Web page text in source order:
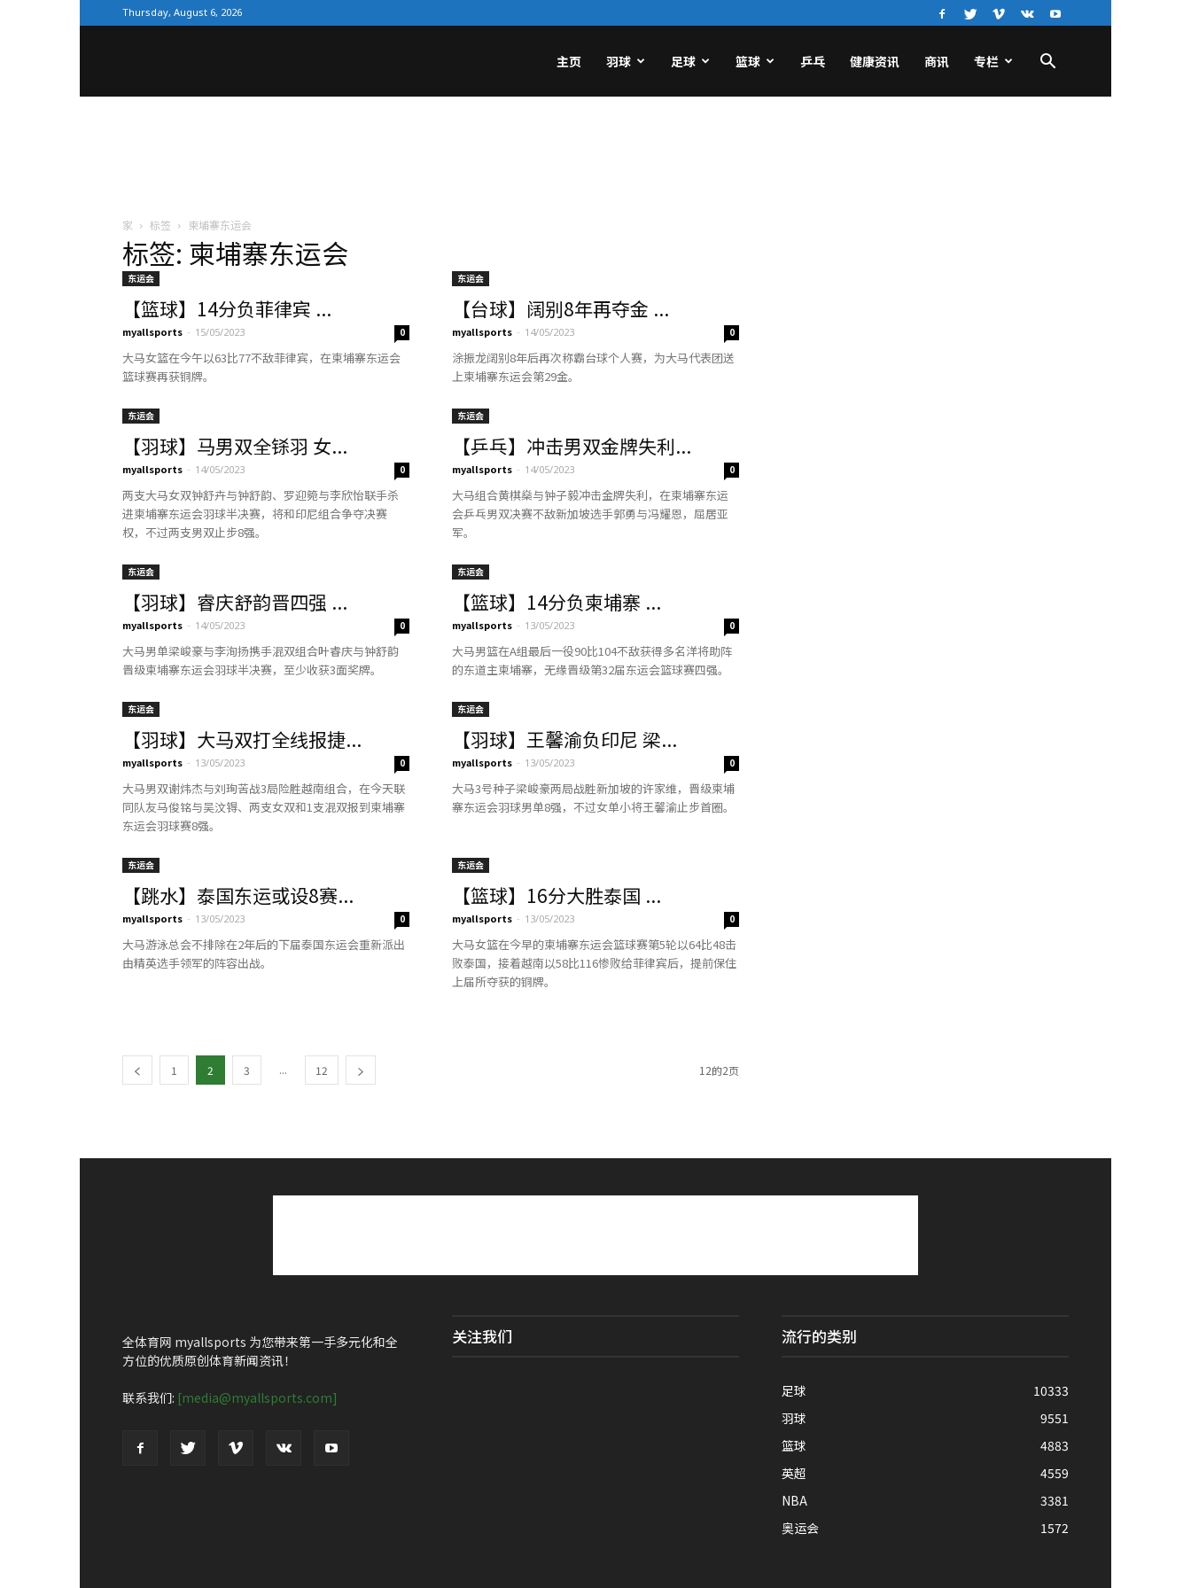
Thursday, August 6, 2026
网
主页 羽球 足球 篮球 乒乓 健康资讯 商讯 专栏
家 标签 柬埔寨东运会
标签: 柬埔寨东运会
东运会
【篮球】14分负菲律宾 ...
myallsports - 15/05/2023 0
大马女篮在今午以63比77不敌菲律宾，在柬埔寨东运会
篮球赛再获铜牌。
东运会
【台球】阔别8年再夺金 ...
myallsports - 14/05/2023 0
涂振龙阔别8年后再次称霸台球个人赛，为大马代表团送
上柬埔寨东运会第29金。
东运会
【羽球】马男双全铩羽 女...
myallsports - 14/05/2023 0
两支大马女双钟舒卉与钟舒韵、罗迎箢与李欣怡联手杀
进柬埔寨东运会羽球半决赛，将和印尼组合争夺决赛
权，不过两支男双止步8强。
东运会
【乒乓】冲击男双金牌失利...
myallsports - 14/05/2023 0
大马组合黄棋燊与钟子毅冲击金牌失利，在柬埔寨东运
会乒乓男双决赛不敌新加坡选手郭勇与冯耀恩，屈居亚
军。
东运会
【羽球】睿庆舒韵晋四强 ...
myallsports - 14/05/2023 0
大马男单梁峻豪与李洵扬携手混双组合叶睿庆与钟舒韵
晋级柬埔寨东运会羽球半决赛，至少收获3面奖牌。
东运会
【篮球】14分负柬埔寨 ...
myallsports - 13/05/2023 0
大马男篮在A组最后一役90比104不敌获得多名洋将助阵
的东道主柬埔寨，无缘晋级第32届东运会篮球赛四强。
东运会
【羽球】大马双打全线报捷...
myallsports - 13/05/2023 0
大马男双谢炜杰与刘珣苦战3局险胜越南组合，在今天联
同队友马俊铭与吴汶锝、两支女双和1支混双报到柬埔寨
东运会羽球赛8强。
东运会
【羽球】王馨渝负印尼 梁...
myallsports - 13/05/2023 0
大马3号种子梁峻豪两局战胜新加坡的许家维，晋级柬埔
寨东运会羽球男单8强，不过女单小将王馨渝止步首圈。
东运会
【跳水】泰国东运或设8赛...
myallsports - 13/05/2023 0
大马游泳总会不排除在2年后的下届泰国东运会重新派出
由精英选手领军的阵容出战。
东运会
【篮球】16分大胜泰国 ...
myallsports - 13/05/2023 0
大马女篮在今早的柬埔寨东运会篮球赛第5轮以64比48击
败泰国，接着越南以58比116惨败给菲律宾后，提前保住
上届所夺获的铜牌。
1 2 3 ... 12 12的2页
全体育网 myallsports 为您带来第一手多元化和全
方位的优质原创体育新闻资讯！
联系我们: [media@myallsports.com]
关注我们 流行的类别
足球
10333
羽球
9551
篮球
4883
英超
4559
NBA
3381
奥运会
1572